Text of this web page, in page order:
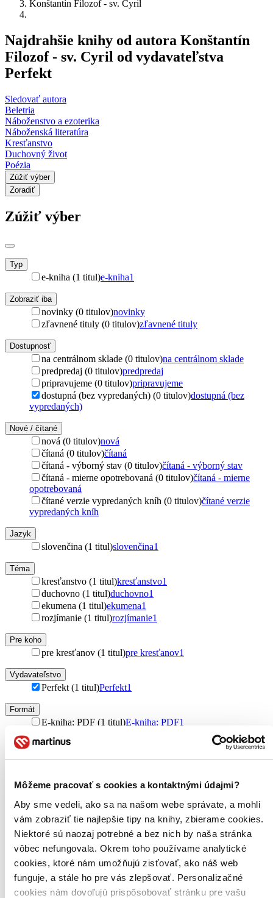
Môžeme pracovať s cookies a kontaktnými údajmi?
Aby sme vedeli, ako sa na našom webe správate, a mohli
vám zobraziť tie najlepšie tipy na knihy, zbierame cookies.
Niektoré sú naozaj potrebné a bez nich by naša stránka
vôbec nefungovala. Okrem toho používame analytické
cookies, ktoré nám umožňujú zisťovať, ako náš web
funguje, a stále ho pre vás zlepšovať. Personalizačné
cookies nám dovoľujú prispôsobovať stránku pre vašu
Konštantín Filozof - sv. Cyril
Najdrahšie knihy od autora Konštantín
Filozof - sv. Cyril od vydavateľstva
Perfekt
Sledovať autora
Beletria
Náboženstvo a ezoterika
Náboženská literatúra
Kresťanstvo
Duchovný život
Poézia
Zúžiť výber
Zoradiť
Zúžiť výber
Typ
e-kniha (1 titul)e-kniha1
Zobraziť iba
novinky (0 titulov)novinky
zľavnené tituly (0 titulov)zľavnené tituly
Dostupnosť
na centrálnom sklade (0 titulov)na centrálnom sklade
predpredaj (0 titulov)predpredaj
pripravujeme (0 titulov)pripravujeme
dostupná (bez vypredaných) (0 titulov)dostupná (bez
vypredaných)
Nové / čítané
nová (0 titulov)nová
čítaná (0 titulov)čítaná
čítaná - výborný stav (0 titulov)čítaná - výborný stav
čítaná - mierne opotrebovaná (0 titulov)čítaná - mierne
opotrebovaná
čítané verzie vypredaných kníh (0 titulov)čítané verzie
vypredaných kníh
Jazyk
slovenčina (1 titul)slovenčina1
Téma
kresťanstvo (1 titul)kresťanstvo1
duchovno (1 titul)duchovno1
ekumena (1 titul)ekumena1
rozjímanie (1 titul)rozjímanie1
Pre koho
pre kresťanov (1 titul)pre kresťanov1
Vydavateľstvo
Perfekt (1 titul)Perfekt1
Formát
E-kniha: PDF (1 titul)E-kniha: PDF1
Zúžiť výber
Top hodnotené
Novinky
Najdrahšie
Najvyššia zľava